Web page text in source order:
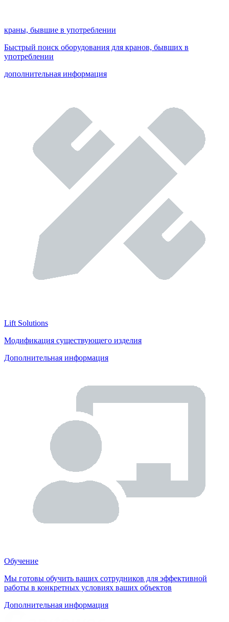
краны, бывшие в употреблении
Быстрый поиск оборудования для кранов, бывших в
употреблении
дополнительная информация
Lift Solutions
Модификация существующего изделия
Дополнительная информация
Обучение
Мы готовы обучить ваших сотрудников для эффективной
работы в конкретных условиях ваших объектов
Дополнительная информация